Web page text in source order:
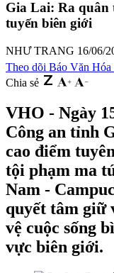
Gia Lai: Ra quân
tuyến biên giới
NHƯ TRANG 16/06/
Theo dõi Báo Văn Hóa
Chia sẻ
VHO - Ngày
Công an tỉnh
cao điểm
tội phạm ma
Nam -
quyết tâm giữ
vệ cuộc sống
vực biên giới.